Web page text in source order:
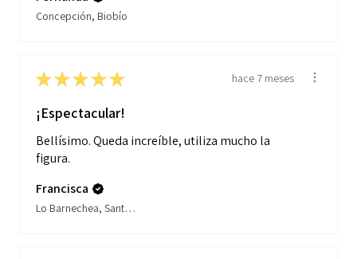
Concepción, Biobío
★★★★★ hace 7 meses
¡Espectacular!
Bellísimo. Queda increíble, utiliza mucho la
figura.
Francisca
Lo Barnechea, Santiago